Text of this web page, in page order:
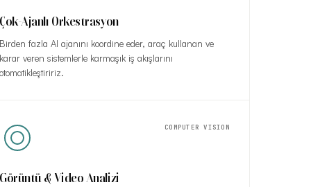
Çok-Ajanlı Orkestrasyon
Birden fazla AI ajanını koordine eder, araç kullanan ve
karar veren sistemlerle karmaşık iş akışlarını
otomatikleştiririz.
COMPUTER VISION
Görüntü & Video Analizi